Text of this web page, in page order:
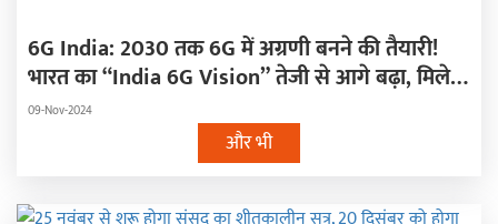
6G India: 2030 तक 6G में अग्रणी बनने की तैयारी!
भारत का “India 6G Vision” तेजी से आगे बढ़ा, मिलेगी
अल्ट्रा-फास्ट स्पीड इंटरनेट की सुविधा…
09-Nov-2024
और भी